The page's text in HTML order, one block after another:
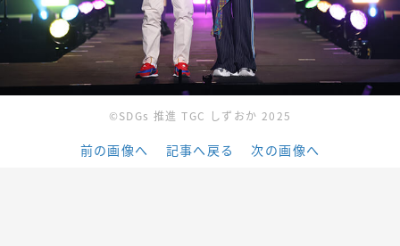
©SDGs 推進 TGC しずおか 2025
前の画像へ 記事へ戻る 次の画像へ